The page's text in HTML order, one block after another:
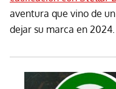
aventura que vino de
dejar su marca en 2024.